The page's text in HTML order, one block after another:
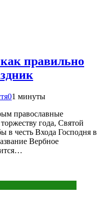
правильно
01 минуты
православные
года, Святой
в честь Входа Господня в
Вербное